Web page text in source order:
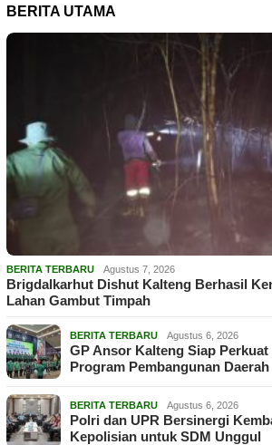
BERITA UTAMA
BERITA TERBARU Agustus 7, 2026
Brigdalkarhut Dishut Kalteng Berhasil
Lahan Gambut Timpah
BERITA TERBARU Agustus 6, 2026
GP Ansor Kalteng Siap
Program Pembangunan Daerah
BERITA TERBARU Agustus 6, 2026
Polri dan UPR Bersinergi
Kepolisian untuk SDM Unggul